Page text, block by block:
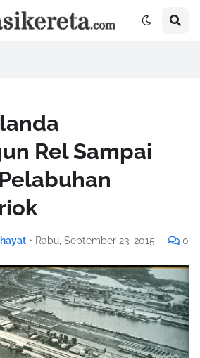
Rel Sampai
• Rabu, September 23, 2015 0